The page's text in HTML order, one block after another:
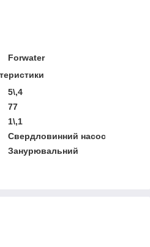
Forwater
5\,4
77
1\,1
Свердловинний насос
Занурювальний